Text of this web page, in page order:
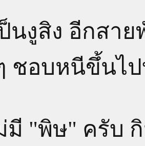
นงูสิง อีกสา
ชอบหนีขึ้นไ
มี "พิษ" ครับ